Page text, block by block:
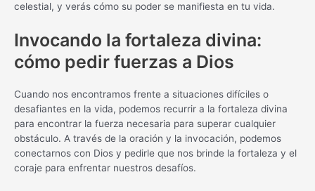
celestial, y verás cómo su poder se manifiesta en tu vida.
Invocando la fortaleza divina:
cómo pedir fuerzas a Dios
Cuando nos encontramos frente a situaciones difíciles o
desafiantes en la vida, podemos recurrir a la fortaleza divina
para encontrar la fuerza necesaria para superar cualquier
obstáculo. A través de la oración y la invocación, podemos
conectarnos con Dios y pedirle que nos brinde la fortaleza y el
coraje para enfrentar nuestros desafíos.